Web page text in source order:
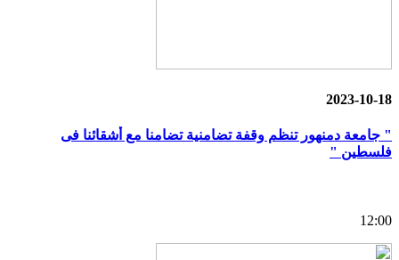
2023-10-18
" جامعة دمنهور تنظم وقفة تضامنية تضامنا مع أشقائنا فى
فلسطين "
12:00